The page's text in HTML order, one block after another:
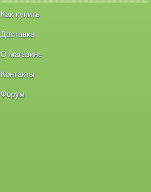
Как купить
Доставка
О магазине
Контакты
Форум